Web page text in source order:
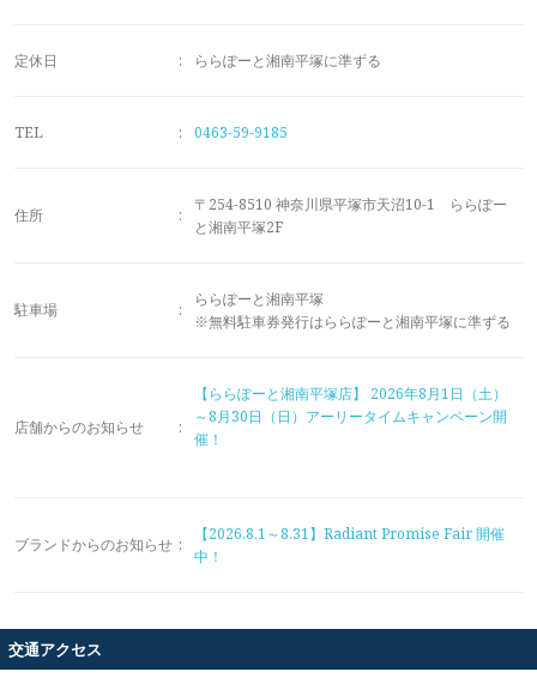
定休日 : ららぽーと湘南平塚に準ずる
TEL : 0463-59-9185
住所 :
〒254-8510 神奈川県平塚市天沼10-1 ららぽー
と湘南平塚2F
駐車場 :
ららぽーと湘南平塚
※無料駐車券発行はららぽーと湘南平塚に準ずる
店舗からのお知らせ :
【ららぽーと湘南平塚店】 2026年8月1日（土）
～8月30日（日）アーリータイムキャンペーン開
催！
ブランドからのお知らせ :
【2026.8.1～8.31】Radiant Promise Fair 開催
中！
交通アクセス